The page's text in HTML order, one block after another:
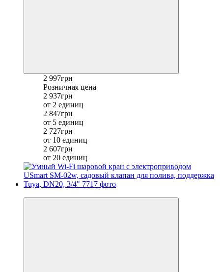
2 997грн
Розничная цена
2 937грн
от 2 единиц
2 847грн
от 5 единиц
2 727грн
от 10 единиц
2 607грн
от 20 единиц